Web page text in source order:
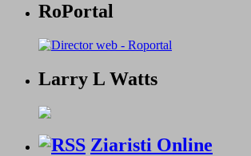
RoPortal
Larry L Watts
Ziaristi Online